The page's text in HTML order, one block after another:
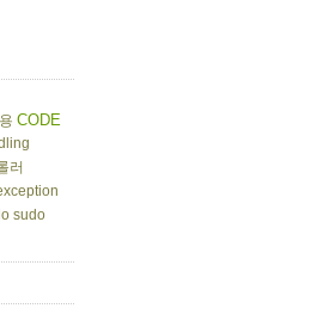
CODE
러
sudo